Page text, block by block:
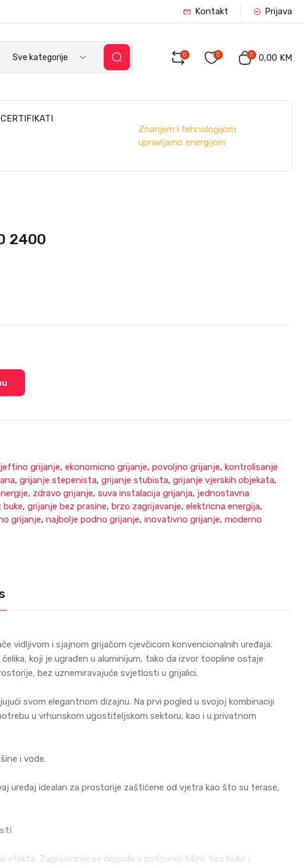
Kontakt Prijava
Sve kategorije 0 0 0 0,00 KM
CERTIFIKATI
Znanjem i tehnologijom
upravljamo energijom
2400
jeftino grijanje,ekonomicno grijanje,povoljno grijanje,kontrolisanje
,grijanje stepenista,grijanje stubista,grijanje vjerskih objekata,
, zdravo grijanje,suva instalacija grijanja, jednostavna
buke,grijanje bez prasine,brzo zagrijavanje,elektricna energija,
grijanje,najbolje podno grijanje,inovativno grijanje,moderno
vidljivom i sjajnom grijačom cjevčicom konvencionalnih uređaja.
koji je ugrađen u aluminijum, tako da izvor toopline ostaje
bez uznemiravajuće svjetlosti u grijalici.
svom elegantnom dizajnu. Na prvi pogled u svojoj kombinaciji
u vrhunskom ugostiteljskom sektoru, kao i u privatnom
i vode.
uređaj idealan za prostorije zaštićene od vjetra kao što su terase,
efekta. Zagrijavanje se događa u potpunoj tišini, bez buke i